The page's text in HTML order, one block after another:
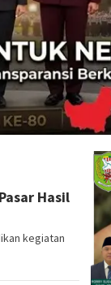
Hasil
kegiatan